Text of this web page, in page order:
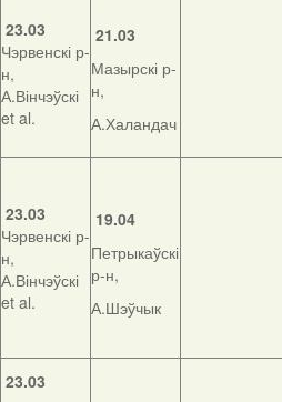
23.03
Чэрвенскі р-
н,
А.Вінчэўскі
et al.
21.03
Мазырскі р-
н,
А.Халандач
23.03
Чэрвенскі р-
н,
А.Вінчэўскі
et al.
19.04
Петрыкаўскі
р-н,
А.Шэўчык
23.03